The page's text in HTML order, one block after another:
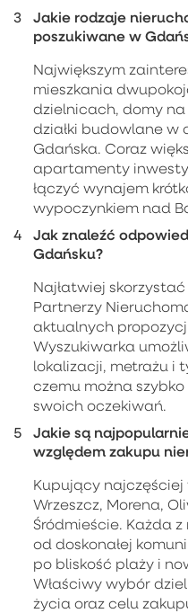
Jakie rodzaje
poszukiwane w
Największym
mieszkania
dzielnicach, domy
działki budowlane w
Gdańska. Coraz
apartamenty
łączyć wynajem
wypoczynkiem nad
Jak znaleźć
Gdańsku?
Najłatwiej
Partnerzy
aktualnych
Wyszukiwarka
lokalizacji, metrażu i
czemu można
swoich oczekiwań.
Jakie są
względem zakupu
Kupujący
Wrzeszcz, Morena,
Śródmieście. Każda
od doskonałej
po bliskość plaży i
Właściwy wybór
życia oraz celu